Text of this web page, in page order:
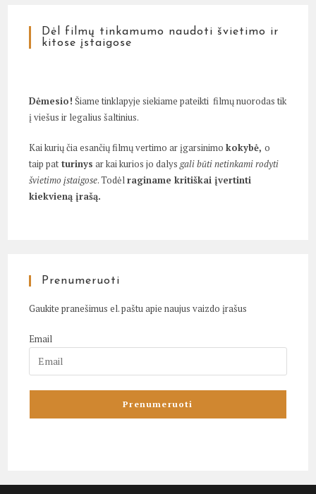
Dėl filmų tinkamumo naudoti švietimo ir
kitose įstaigose
Dėmesio! Šiame tinklapyje siekiame pateikti filmų nuorodas tik
į viešus ir legalius šaltinius.
Kai kurių čia esančių filmų vertimo ar įgarsinimokokybė,o
taip pat turinys ar kai kurios jo dalysgali būti netinkami rodyti
švietimo įstaigose. Todėlraginame kritiškai įvertinti
kiekvieną įrašą.
Prenumeruoti
Gaukite pranešimus el. paštu apie naujus vaizdo įrašus
Email